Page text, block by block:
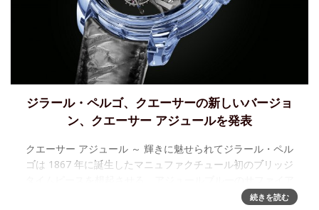
ジラール・ペルゴ、クエーサーの新しいバージョ
ン、クエーサー アジュールを発表
クエーサー アジュール ～ 輝きに魅せられてジラール・ペル
ゴは 1867 年に誕生したマニュファクチュール初のブリッジ
クリスタルを纏ったオリジナルのクエーサーの新しいバージ
続きを読む